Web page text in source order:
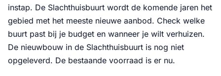
instap. De Slachthuisbuurt wordt de komende jaren het
gebied met het meeste nieuwe aanbod. Check welke
buurt past bij je budget en wanneer je wilt verhuizen.
De nieuwbouw in de Slachthuisbuurt is nog niet
opgeleverd. De bestaande voorraad is er nu.